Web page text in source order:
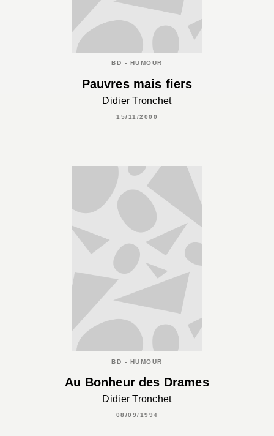
BD - HUMOUR
Pauvres mais fiers
Didier Tronchet
15/11/2000
BD - HUMOUR
Au Bonheur des Drames
Didier Tronchet
08/09/1994